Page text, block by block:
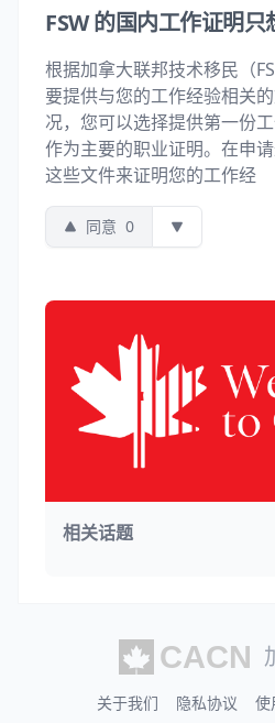
FSW 的国内工作证明
根据加拿大联邦技术移民（
要提供与您的工作经验相关
况，您可以选择提供第一份
作为主要的职业证明。在申
这些文件来证明您的工作经
同意 0
相关话题
关于我们 隐私协议 使